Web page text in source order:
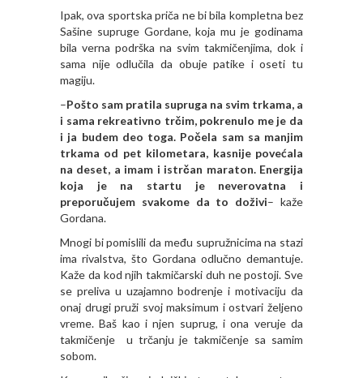
Ipak, ova sportska priča ne bi bila kompletna bez
Sašine supruge Gordane, koja mu je godinama
bila verna podrška na svim takmičenjima, dok i
sama nije odlučila da obuje patike i oseti tu
magiju.
–Pošto sam pratila supruga na svim trkama, a
i sama rekreativno trčim, pokrenulo me je da
i ja budem deo toga. Počela sam sa manjim
trkama od pet kilometara, kasnije povećala
na deset, a imam i istrčan maraton. Energija
koja je na startu je neverovatna i
preporučujem svakome da to doživi– kaže
Gordana.
Mnogi bi pomislili da među supružnicima na stazi
ima rivalstva, što Gordana odlučno demantuje.
Kaže da kod njih takmičarski duh ne postoji. Sve
se preliva u uzajamno bodrenje i motivaciju da
onaj drugi pruži svoj maksimum i ostvari željeno
vreme. Baš kao i njen suprug, i ona veruje da
takmičenje u trčanju je takmičenje sa samim
sobom.